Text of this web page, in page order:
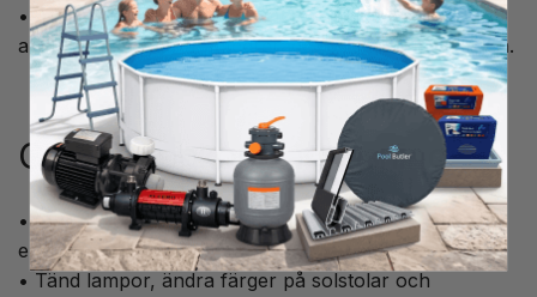
• Alla utrustningsskyddskomponenter och
anslutningsplintar är integrerade för smidig installation.
Global, uppkopplad lösning:
• Styr din pool via Vigipool-appen på din smartphone
eller surfplatta.
• Tänd lampor, ändra färger på solstolar och